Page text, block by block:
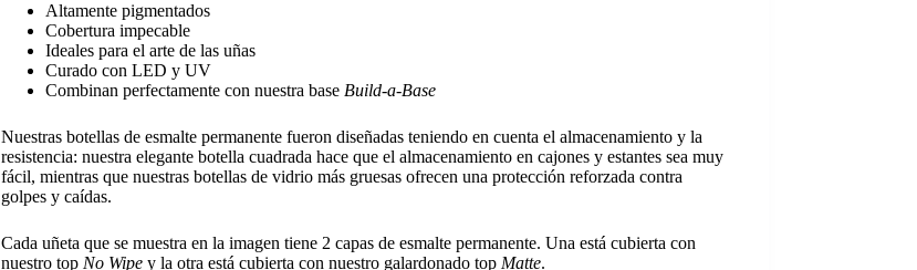
Altamente pigmentados
Cobertura impecable
Ideales para el arte de las uñas
Curado con LED y UV
Combinan perfectamente con nuestra base Build-a-Base
Nuestras botellas de esmalte permanente fueron diseñadas teniendo en cuenta el almacenamiento y la
resistencia: nuestra elegante botella cuadrada hace que el almacenamiento en cajones y estantes sea muy
fácil, mientras que nuestras botellas de vidrio más gruesas ofrecen una protección reforzada contra
golpes y caídas.
Cada uñeta que se muestra en la imagen tiene 2 capas de esmalte permanente. Una está cubierta con
nuestro top No Wipey la otra está cubierta con nuestro galardonado top Matte.